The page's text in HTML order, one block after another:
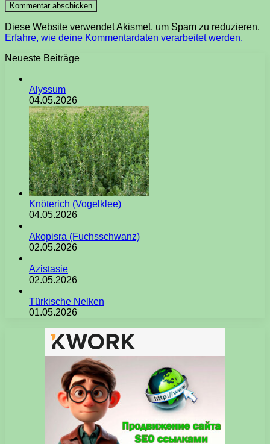
Diese Website verwendet Akismet, um Spam zu reduzieren.
Erfahre, wie deine Kommentardaten verarbeitet werden.
Neueste Beiträge
Alyssum
04.05.2026
Knöterich (Vogelklee)
04.05.2026
Akopisra (Fuchsschwanz)
02.05.2026
Azistasie
02.05.2026
Türkische Nelken
01.05.2026